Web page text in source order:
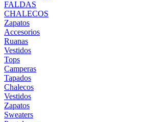
FALDAS
CHALECOS
Zapatos
Accesorios
Ruanas
Vestidos
Tops
Camperas
Tapados
Chalecos
Vestidos
Zapatos
Sweaters